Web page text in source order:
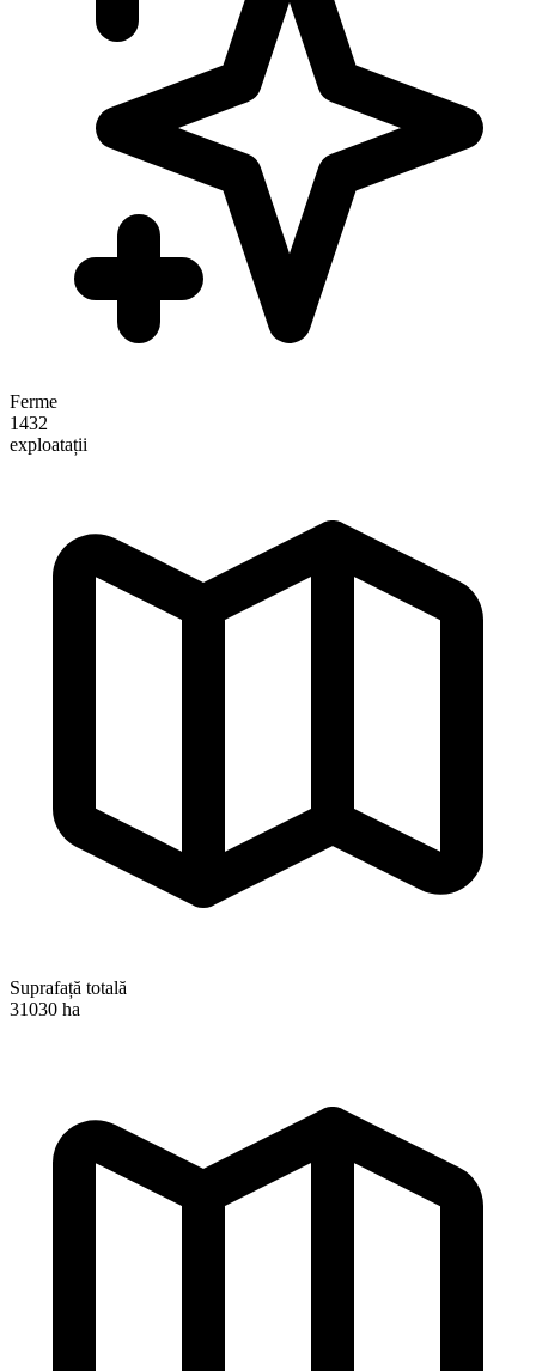
Ferme
1432
exploatații
Suprafață totală
31030 ha